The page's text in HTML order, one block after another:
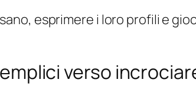
esprimere i loro profili e
verso